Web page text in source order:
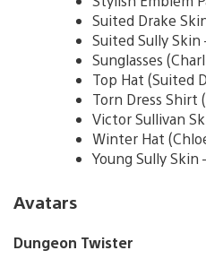
Suited Drake
Suited Sully Skin
Sunglasses
Top Hat (Suited
Torn Dress Shirt
Victor Sullivan
Winter Hat
Young Sully Skin
Avatars
Dungeon Twister